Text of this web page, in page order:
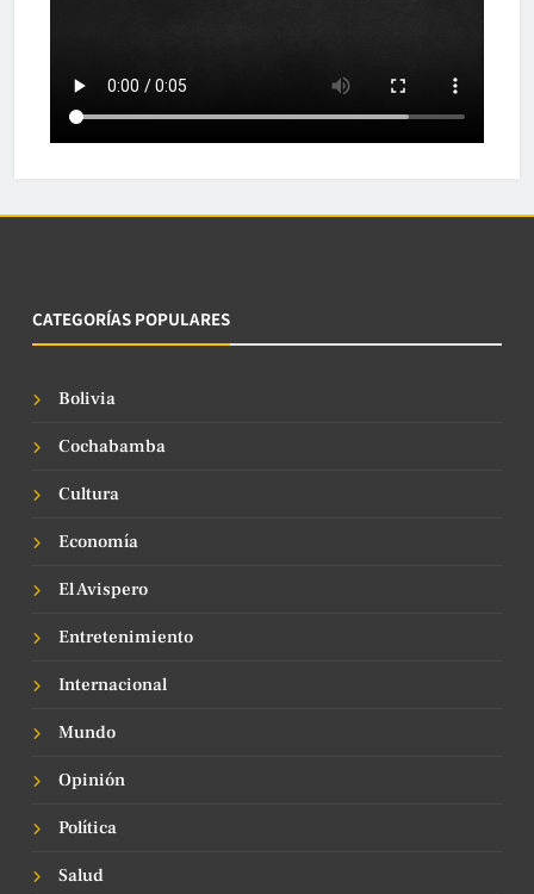
CATEGORÍAS POPULARES
Bolivia
Cochabamba
Cultura
Economía
El Avispero
Entretenimiento
Internacional
Mundo
Opinión
Política
Salud